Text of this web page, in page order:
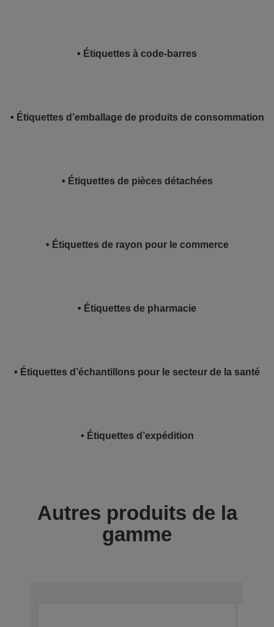
• Étiquettes à code-barres
• Étiquettes d’emballage de produits de consommation
• Étiquettes de pièces détachées
• Étiquettes de rayon pour le commerce
• Étiquettes de pharmacie
• Étiquettes d’échantillons pour le secteur de la santé
• Étiquettes d’expédition
Autres produits de la
gamme